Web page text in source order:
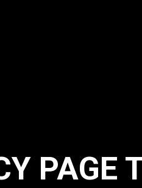
PAGE